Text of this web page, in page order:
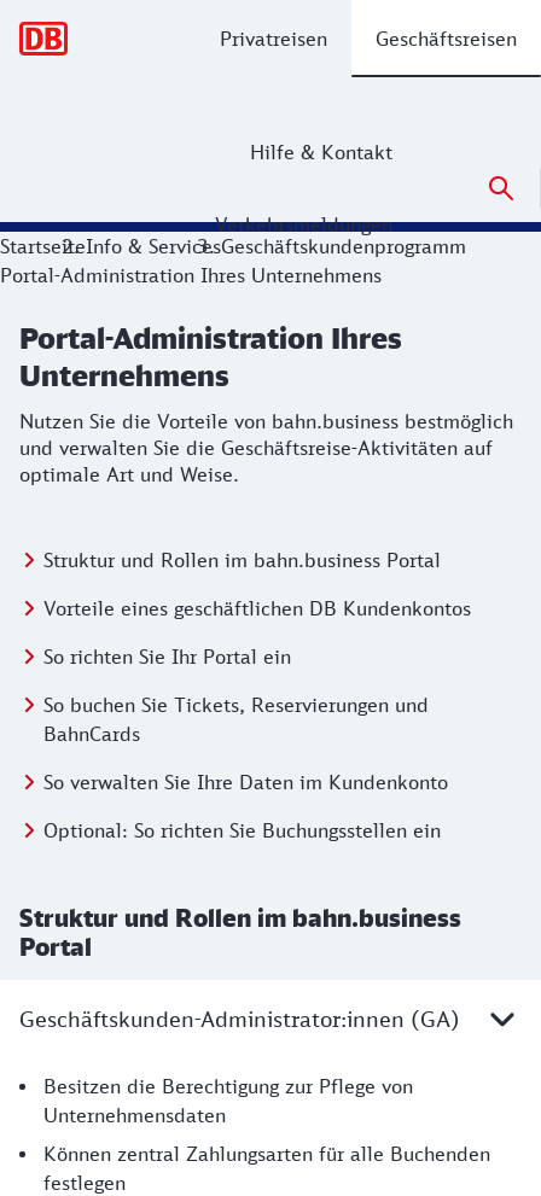
Privatreisen Geschäftsreisen
Hilfe & Kontakt
Verkehrsmeldungen
Portal-Administration Ihres
Nutzen Sie die Vorteile von bahn.business bestmöglich
StartseiteInfo & ServicesGeschäftskundenprogramm
Portal-Administration Ihres Unternehmens
Portal-Administration Ihres
Unternehmens
Nutzen Sie die Vorteile von bahn.business bestmöglich
und verwalten Sie die Geschäftsreise-Aktivitäten auf
optimale Art und Weise.
Inhalte
Springe zu:
Struktur und Rollen im bahn.business Portal
Springe zu:
Vorteile eines geschäftlichen DB Kundenkontos
Springe zu:
So richten Sie Ihr Portal ein
Springe zu:
So buchen Sie Tickets, Reservierungen und
BahnCards
Springe zu:
So verwalten Sie Ihre Daten im Kundenkonto
Springe zu:
Optional: So richten Sie Buchungsstellen ein
Struktur und Rollen im bahn.business
Portal
Geschäftskunden-Administrator:innen (GA)
Geschäftskunden-Admins
Besitzen die Berechtigung zur Pflege von
Unternehmensdaten
Können zentral Zahlungsarten für alle Buchenden
festlegen